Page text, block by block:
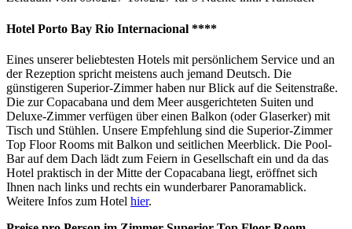
Hotel Porto Bay Rio Internacional ****
Eines unserer beliebtesten Hotels mit persönlichem Service und an
der Rezeption spricht meistens auch jemand Deutsch. Die
günstigeren Superior-Zimmer haben nur Blick auf die Seitenstraße.
Die zur Copacabana und dem Meer ausgerichteten Suiten und
Deluxe-Zimmer verfügen über einen Balkon (oder Glaserker) mit
Tisch und Stühlen. Unsere Empfehlung sind die Superior-Zimmer
Top Floor Rooms mit Balkon und seitlichen Meerblick. Die Pool-
Bar auf dem Dach lädt zum Feiern in Gesellschaft ein und da das
Hotel praktisch in der Mitte der Copacabana liegt, eröffnet sich
Ihnen nach links und rechts ein wunderbarer Panoramablick.
Weitere Infos zum Hotel hier.